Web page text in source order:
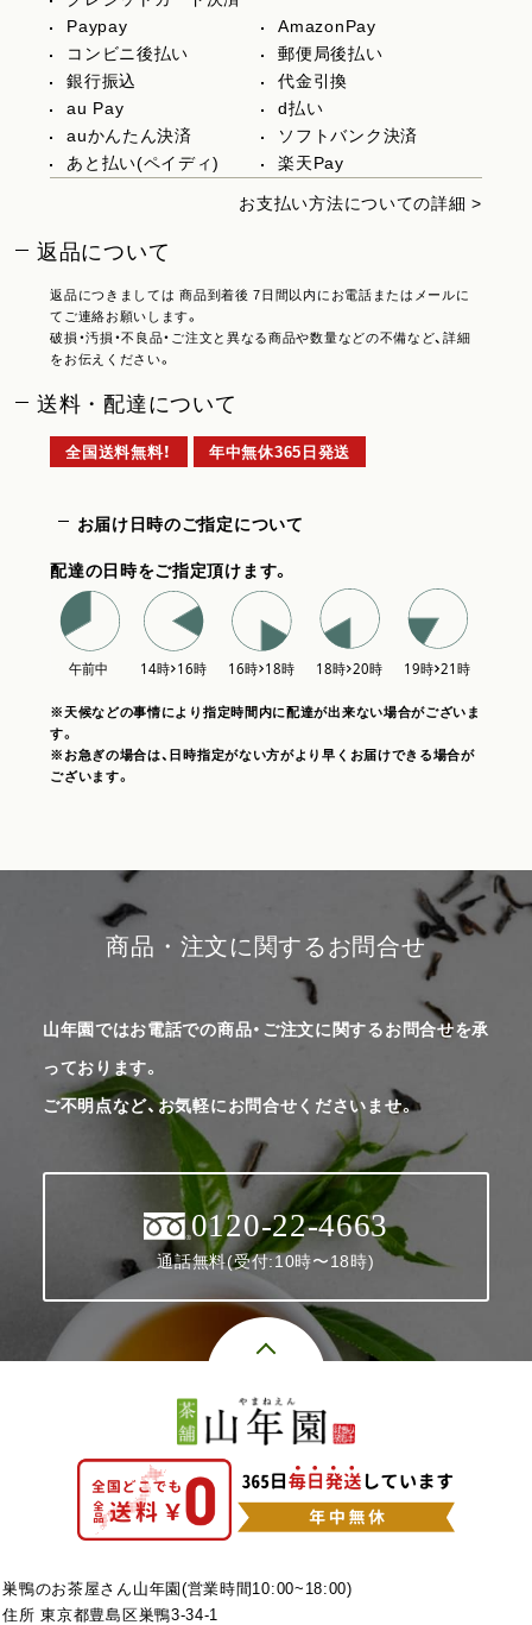
Paypay
AmazonPay
コンビニ後払い
郵便局後払い
銀行振込
代金引換
au Pay
d払い
auかんたん決済
ソフトバンク決済
あと払い(ペイディ)
楽天Pay
お支払い方法についての詳細 >
返品について
返品につきましては 商品到着後 7日間以内にお電話またはメールに
てご連絡お願いします。
破損・汚損・不良品・ご注文と異なる商品や数量などの不備など、詳細
をお伝えください。
送料・配達について
全国送料無料！ 年中無休365日発送
お届け日時のご指定について
配達の日時をご指定頂けます。
※天候などの事情により指定時間内に配達が出来ない場合がございま
す。
※お急ぎの場合は、日時指定がない方がより早くお届けできる場合が
ございます。
商品・注文に関するお問合せ
山年園ではお電話での商品・ご注文に関するお問合せを承
っております。
ご不明点など、お気軽にお問合せくださいませ。
0120-22-4663
通話無料(受付:10時〜18時)
巣鴨のお茶屋さん山年園(営業時間10:00~18:00)
住所 東京都豊島区巣鴨3-34-1